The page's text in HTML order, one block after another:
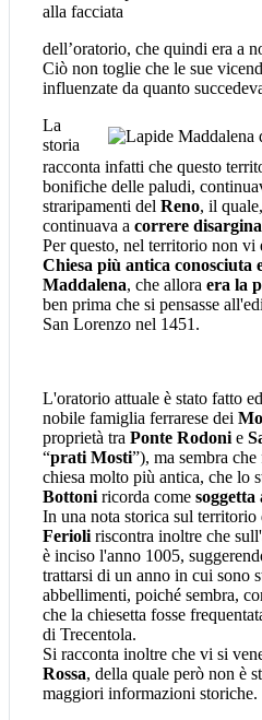
alla facciata
dell’oratorio, che quindi era a
Ciò non toglie che le sue
influenzate da quanto
La
storia
racconta infatti che questo
bonifiche delle paludi,
straripamenti del Reno, il
continuava a correre
Per questo, nel territorio non vi
Chiesa più antica conosciuta
Maddalena, che allora era la
ben prima che si pensasse
San Lorenzo nel 1451.
L'oratorio attuale è stato fatto
nobile famiglia ferrarese dei
proprietà tra Ponte Rodoni e
“prati Mosti”), ma sembra
chiesa molto più antica, che lo
Bottoni ricorda come soggetta
In una nota storica sul
Ferioli riscontra inoltre che
è inciso l'anno 1005,
trattarsi di un anno in cui sono
abbellimenti, poiché sembra,
che la chiesetta fosse
di Trecentola.
Si racconta inoltre che vi si
Rossa, della quale però non è
maggiori informazioni storiche.